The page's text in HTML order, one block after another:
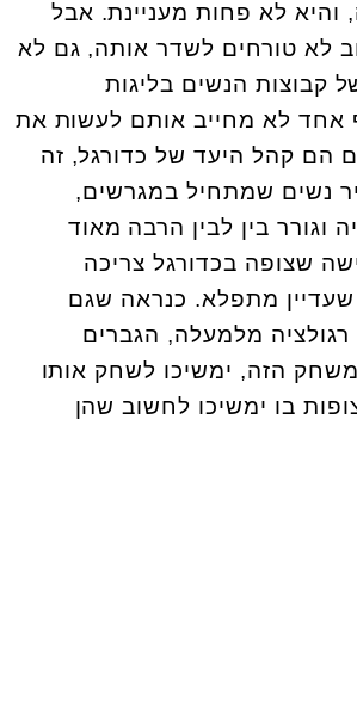
והיא לא פחות מעניינת. אבל
לא טורחים לשדר אותה, גם לא
קבוצות הנשים בליגות
אחד לא מחייב אותם לעשות את
הם קהל היעד של כדורגל, זה
נשים שמתחיל במגרשים,
וגורר בין לבין הרבה מאוד
שצופה בכדורגל צריכה
מתפלא. כנראה שגם
מלמעלה, הגברים
הזה, ימשיכו לשחק אותו
בו ימשיכו לחשוב שהן